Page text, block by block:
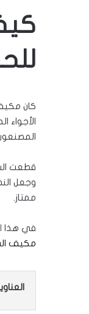
كان
المصنعون في
قطعت
وجعل
ممتاز.
في هذا
مكيف